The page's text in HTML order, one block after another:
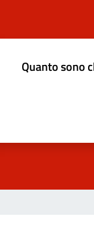
Quanto sono